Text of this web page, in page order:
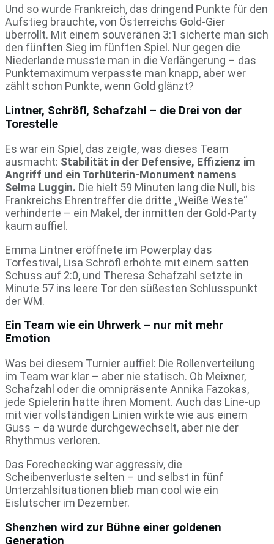
Und so wurde Frankreich, das dringend Punkte für den
Aufstieg brauchte, von Österreichs Gold-Gier
überrollt. Mit einem souveränen 3:1 sicherte man sich
den fünften Sieg im fünften Spiel. Nur gegen die
Niederlande musste man in die Verlängerung – das
Punktemaximum verpasste man knapp, aber wer
zählt schon Punkte, wenn Gold glänzt?
Lintner, Schröfl, Schafzahl – die Drei von der
Torestelle
Es war ein Spiel, das zeigte, was dieses Team
ausmacht: Stabilität in der Defensive, Effizienz im
Angriff und ein Torhüterin-Monument namens
Selma Luggin. Die hielt 59 Minuten lang die Null, bis
Frankreichs Ehrentreffer die dritte „Weiße Weste“
verhinderte – ein Makel, der inmitten der Gold-Party
kaum auffiel.
Emma Lintner eröffnete im Powerplay das
Torfestival, Lisa Schröfl erhöhte mit einem satten
Schuss auf 2:0, und Theresa Schafzahl setzte in
Minute 57 ins leere Tor den süßesten Schlusspunkt
der WM.
Ein Team wie ein Uhrwerk – nur mit mehr
Emotion
Was bei diesem Turnier auffiel: Die Rollenverteilung
im Team war klar – aber nie statisch. Ob Meixner,
Schafzahl oder die omnipräsente Annika Fazokas,
jede Spielerin hatte ihren Moment. Auch das Line-up
mit vier vollständigen Linien wirkte wie aus einem
Guss – da wurde durchgewechselt, aber nie der
Rhythmus verloren.
Das Forechecking war aggressiv, die
Scheibenverluste selten – und selbst in fünf
Unterzahlsituationen blieb man cool wie ein
Eislutscher im Dezember.
Shenzhen wird zur Bühne einer goldenen
Generation